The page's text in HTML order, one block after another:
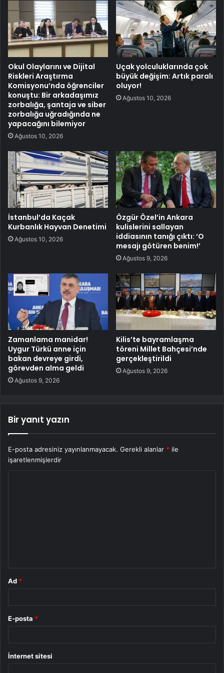
Okul Olaylarını ve Dijital
Riskleri Araştırma
Komisyonu’nda öğrenciler
konuştu: Bir arkadaşımız
zorbalığa, şantaja ve siber
zorbalığa uğradığında ne
yapacağını bilemiyor
Ağustos 10, 2026
Uçak yolculuklarında çok
büyük değişim: Artık paralı
oluyor!
Ağustos 10, 2026
İstanbul’da Kaçak
Kurbanlık Hayvan Denetimi
Ağustos 10, 2026
Özgür Özel’in Ankara
kulislerini sallayan
iddiasının tanığı çıktı: ‘O
mesajı götüren benim!’
Ağustos 9, 2026
Zamanlama manidar!
Uygur Türkü anne için
bakan devreye girdi,
görevden alma geldi
Ağustos 9, 2026
Kilis’te bayramlaşma
töreni Millet Bahçesi’nde
gerçekleştirildi
Ağustos 9, 2026
Bir yanıt yazın
E-posta adresiniz yayınlanmayacak. Gerekli alanlar * ile
işaretlenmişlerdir
Ad *
E-posta *
İnternet sitesi